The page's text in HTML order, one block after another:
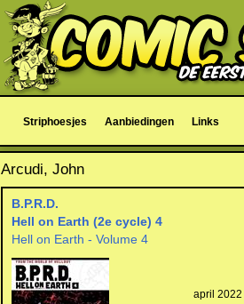
Striphoesjes Aanbiedingen Links
Arcudi, John
B.P.R.D.
Hell on Earth (2e cycle) 4
Hell on Earth - Volume 4
april 2022